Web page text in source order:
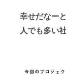
幸せだなー
人でも多い